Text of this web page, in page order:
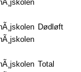
Dødløft
Total